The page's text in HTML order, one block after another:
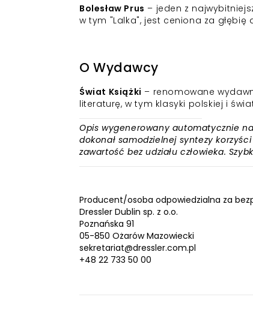
Bolesław Prus – jeden z
w tym "Lalka", jest ceniona za
O Wydawcy
Świat Książki – renomowane
literaturę, w tym klasyki polskiej i
Opis wygenerowany automatycznie
dokonał samodzielnej syntezy
zawartość bez udziału człowieka.
Producent/osoba odpowiedzialna za
Dressler Dublin sp. z o.o.
Poznańska 91
05-850 Ożarów Mazowiecki
sekretariat@dressler.com.pl
+48 22 733 50 00